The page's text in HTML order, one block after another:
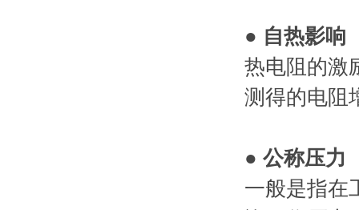
● 自热影响
热电阻的激
测得的电阻
● 公称压力
一般是指在